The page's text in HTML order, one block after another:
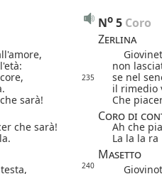
No 5 Coro
Zerlina
non
235
se nel
il rimedio
sarà!
Che
Coro di
che sarà!
Ah che
La la la
Masetto
240